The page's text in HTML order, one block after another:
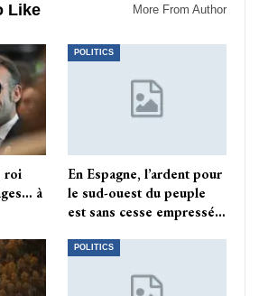
Like More From Author
roi
à
POLITICS
En Espagne, l’ardent pour
le sud-ouest du peuple
est sans cesse empressé…
POLITICS